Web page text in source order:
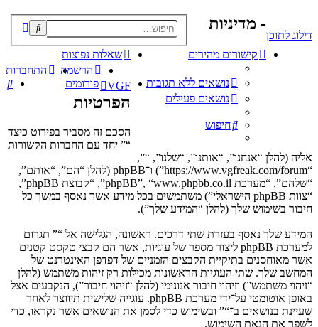
דילוג לתוכן
קישורים מהירים
נושאים ללא תגובות
נושאים פעילים
חיפוש
שאלות נפוצות
התחברות
הרשמה
VGF
פורומים
- מדיניות
הפרטיות
הסכם זה מסביר בפירוט כיצד
“” יחד עם החברות הקשורות
אליה (להלן “אנחנו”, “אותנו”, “שלנו”, “”,
“https://www.vgfreak.com/forum”) ו־phpBB (להלן “הם”, “אותם”,
“שלהם”, “מערכת phpBB”, “www.phpbb.co.il”, “קבוצת phpBB”,
“צוות phpBB הישראלי”) משתמשים בכל מידע אשר נאסף במשך כל
חיבור בשימוש שלך (להלן “המידע שלך”).
המידע שלך נאסף בעזרת שתי דרכים. ראשונה, הגלישה אל “” תגרום
למערכת phpBB ליצור מספר של עוגיות, אשר הם קבצי טקסט קטנים
אשר מאוחסנים בתיקיית הקבצים הזמניים של דפדפן האינטרנט של
המחשב שלך. שתי העוגיות הראשונות מכילות רק זיהות משתמש (להלן
“זיהוי משתמש”) וזיהוי חיבור אנונימי (להלן “זיהוי חיבור”), הנקבעים אצל
באופן אוטומטי על־ידי מערכת phpBB. עוגייה שלישית תיווצר לאחר
שעיינת בנושאים ב־“” ובשימוש כדי לסמן את הנושאים אשר נקראו, כדי
לשפר את הנאת השימוש.